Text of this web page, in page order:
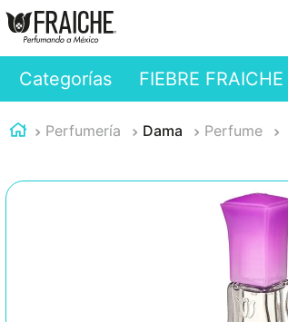
Categorías FIEBRE FRAICHE
Perfumería Dama Perfume